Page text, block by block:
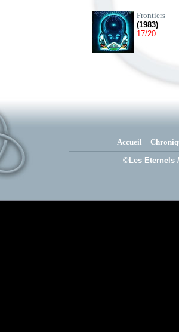
Frontiers
(1983)
17/20
Accueil
©Les Eternels